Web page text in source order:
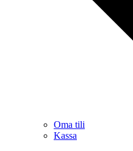
Oma tili
Kassa